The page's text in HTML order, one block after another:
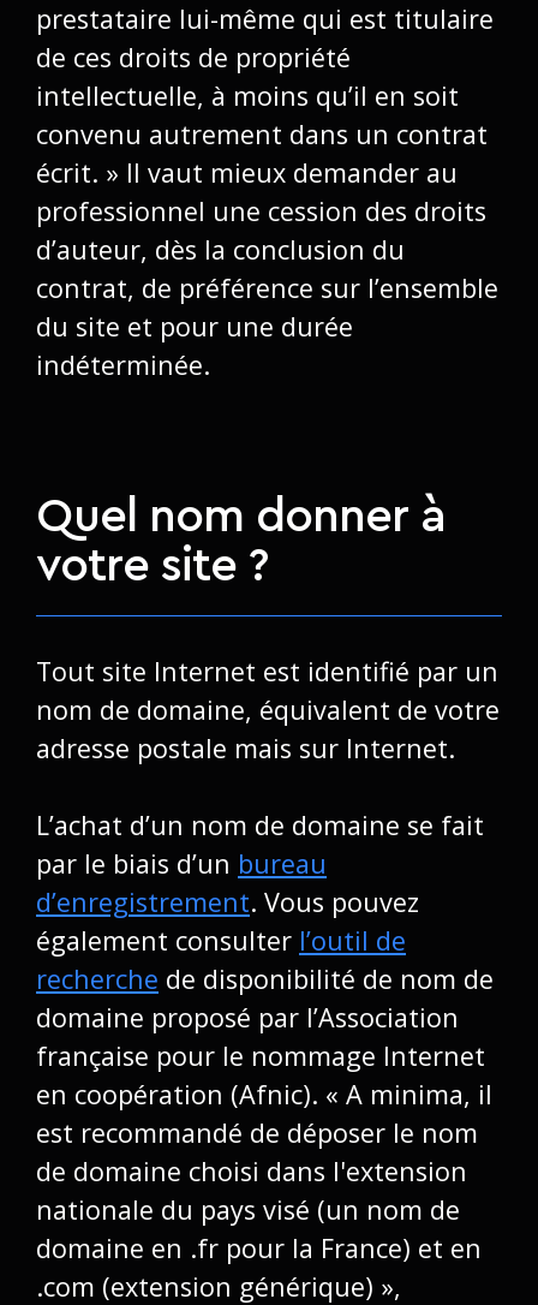
prestataire lui-même qui est titulaire
de ces droits de propriété
intellectuelle, à moins qu’il en soit
convenu autrement dans un contrat
écrit. » Il vaut mieux demander au
professionnel une cession des droits
d’auteur, dès la conclusion du
contrat, de préférence sur l’ensemble
du site et pour une durée
indéterminée.
Quel nom donner à
votre site ?
Tout site Internet est identifié par un
nom de domaine, équivalent de votre
adresse postale mais sur Internet.
L’achat d’un nom de domaine se fait
par le biais d’un bureau
d’enregistrement. Vous pouvez
également consulter l’outil de
recherche de disponibilité de nom de
domaine proposé par l’Association
française pour le nommage Internet
en coopération (Afnic). « A minima, il
est recommandé de déposer le nom
de domaine choisi dans l'extension
nationale du pays visé (un nom de
domaine en .fr pour la France) et en
.com (extension générique) »,